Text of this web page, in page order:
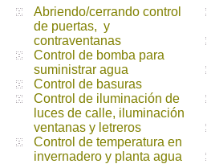
Abriendo/cerrando control
de puertas, y
contraventanas
Control de bomba para
suministrar agua
Control de basuras
Control de iluminación de
luces de calle, iluminación
ventanas y letreros
Control de temperatura en
invernadero y planta agua